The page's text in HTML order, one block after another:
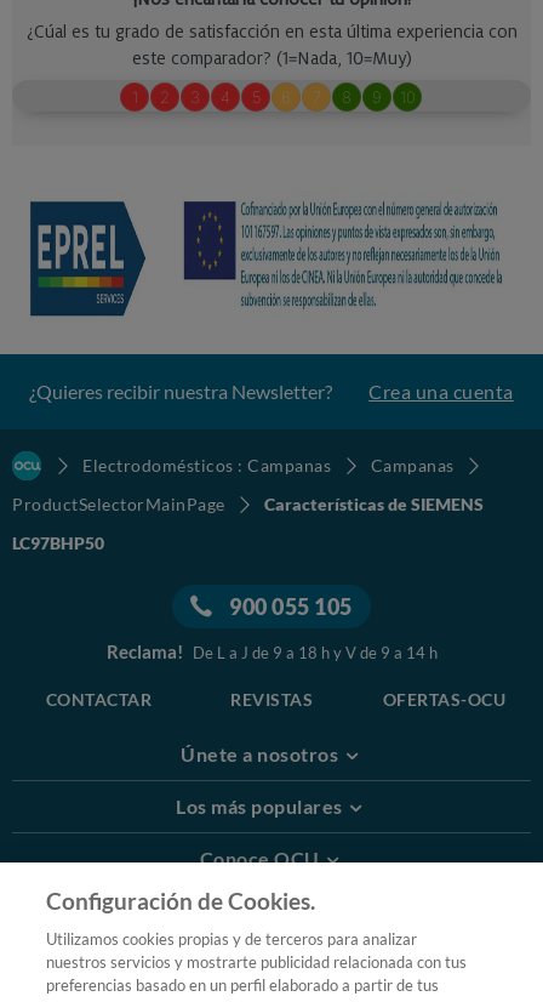
¿Quieres recibir nuestra Newsletter? Crea una cuenta
Electrodomésticos : Campanas
Campanas
ProductSelectorMainPage
Características de SIEMENS
LC97BHP50
900 055 105
Reclama! De L a J de 9 a 18 h y V de 9 a 14 h
CONTACTAR REVISTAS OFERTAS-OCU
Únete a nosotros
Los más populares
Conoce OCU
Más Información
© 2026 OCU
Condiciones generales de contratación de OCU
Configuración de Cookies.
Utilizamos cookies propias y de terceros para analizar
nuestros servicios y mostrarte publicidad relacionada con tus
preferencias basado en un perfil elaborado a partir de tus